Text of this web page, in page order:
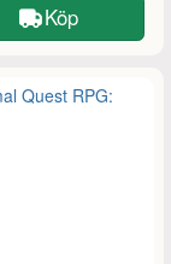
Köp